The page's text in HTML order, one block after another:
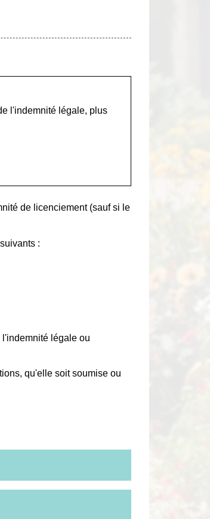
l'indemnité légale, plus
de licenciement (sauf si le
:
légale ou
qu'elle soit soumise ou